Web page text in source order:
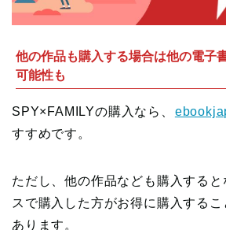
他の作品も購入する場合は他の電子
可能性も
SPY×FAMILYの購入なら、
すすめです。
ただし、他の作品なども購入する
スで購入した方がお得に購入する
あります。